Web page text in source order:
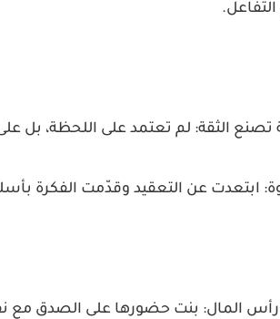
تصنع الثقة: لم تعتمد على اللحظة، بل
ابتعدت عن التعقيد وقدّمت الفكرة
المال: بنت حضورها على الصدق مع